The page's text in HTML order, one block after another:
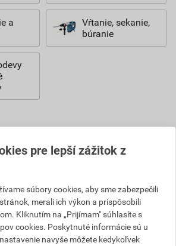
a
Vŕtanie, sekanie,
búranie
pre lepší zážitok z
súbory cookies, aby sme zabezpečili
merali ich výkon a prispôsobili
Kliknutím na „Prijímam" súhlasíte s
cookies. Poskytnuté informácie sú u
navyše môžete kedykoľvek